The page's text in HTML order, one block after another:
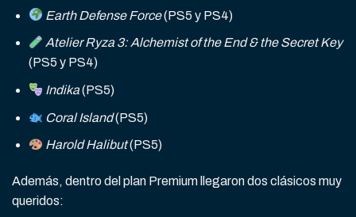
Earth Defense Force(PS5 y PS4)
Atelier Ryza 3: Alchemist of the End & the Secret Key
(PS5 y PS4)
Indika(PS5)
Coral Island(PS5)
Harold Halibut(PS5)
Además, dentro del plan Premium llegaron dos clásicos muy
queridos: